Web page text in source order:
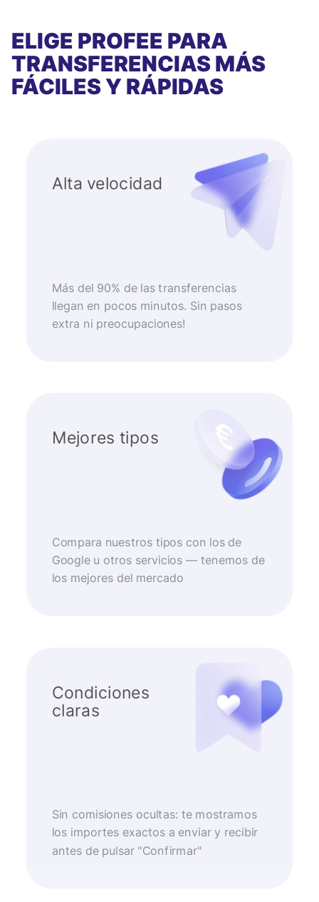
ELIGE PROFEE PARA
TRANSFERENCIAS MÁS
FÁCILES Y RÁPIDAS
Alta velocidad
Más del 90% de las transferencias
llegan en pocos minutos. Sin pasos
extra ni preocupaciones!
Mejores tipos
Compara nuestros tipos con los de
Google u otros servicios — tenemos de
los mejores del mercado
Condiciones
claras
Sin comisiones ocultas: te mostramos
los importes exactos a enviar y recibir
antes de pulsar "Confirmar"